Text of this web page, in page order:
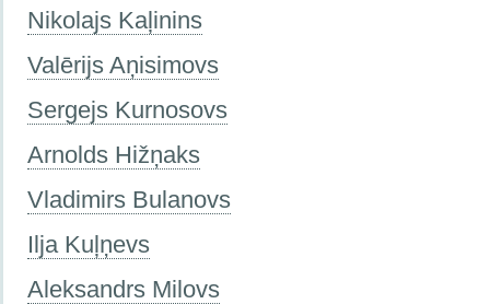
Nikolajs Kaļinins
Valērijs Aņisimovs
Sergejs Kurnosovs
Arnolds Hižņaks
Vladimirs Bulanovs
Ilja Kuļņevs
Aleksandrs Milovs